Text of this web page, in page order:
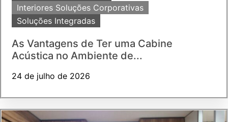
Interiores Soluções Corporativas
Soluções Integradas
As Vantagens de Ter uma Cabine
Acústica no Ambiente de...
24 de julho de 2026